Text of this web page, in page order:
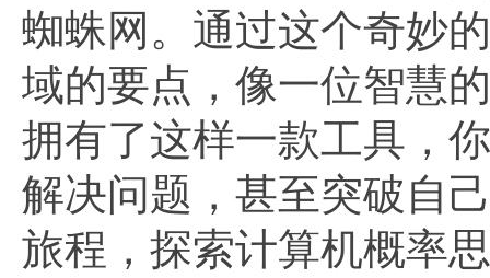
蜘蛛网。通过这个奇妙
域的要点，像一位智慧
拥有了这样一款工具，
解决问题，甚至突破自
旅程，探索计算机概率